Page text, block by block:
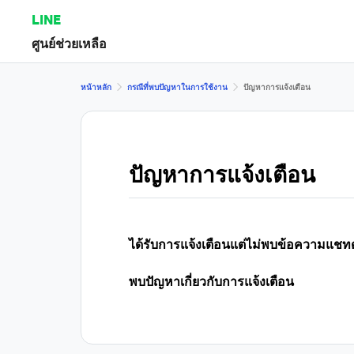
LINE
ศูนย์ช่วยเหลือ
หน้าหลัก กรณีที่พบปัญหาในการใช้งาน ปัญหาการแจ้งเตือน
ปัญหาการแจ้งเตือน
ได้รับการแจ้งเตือนแต่ไม่พบข้อความแชท
พบปัญหาเกี่ยวกับการแจ้งเตือน